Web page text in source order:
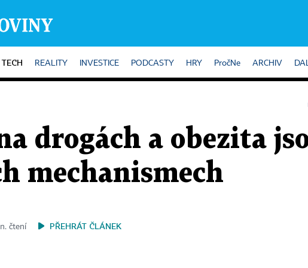
TECH REALITY INVESTICE PODCASTY HRY PročNe ARCHIV
drogách a obezita
mechanismech
čtení PŘEHRÁT ČLÁNEK